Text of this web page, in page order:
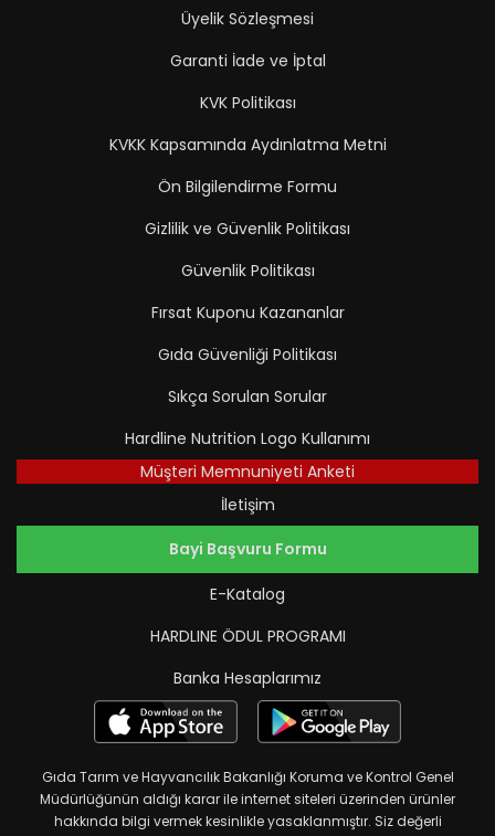
Üyelik Sözleşmesi
Garanti İade ve İptal
KVK Politikası
KVKK Kapsamında Aydınlatma Metni
Ön Bilgilendirme Formu
Gizlilik ve Güvenlik Politikası
Güvenlik Politikası
Fırsat Kuponu Kazananlar
Gıda Güvenliği Politikası
Sıkça Sorulan Sorular
Hardline Nutrition Logo Kullanımı
Müşteri Memnuniyeti Anketi
İletişim
Bayi Başvuru Formu
E-Katalog
HARDLINE ÖDUL PROGRAMI
Banka Hesaplarımız
Gıda Tarım ve Hayvancılık Bakanlığı Koruma ve Kontrol Genel
Müdürlüğünün aldığı karar ile internet siteleri üzerinden ürünler
hakkında bilgi vermek kesinlikle yasaklanmıştır. Siz değerli